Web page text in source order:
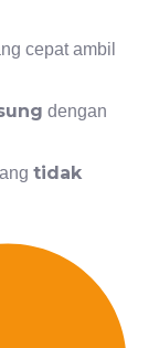
cepat ambil
dengan
tidak